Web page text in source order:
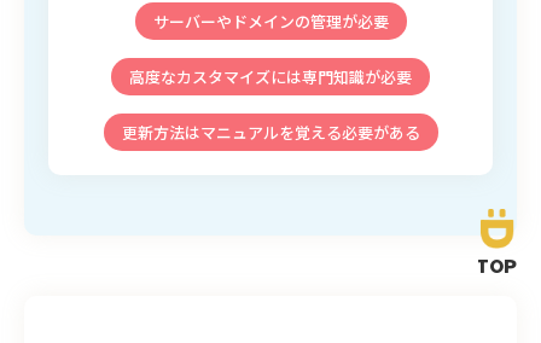
サーバーやドメインの管理が必要
高度なカスタマイズには専門知識が必要
更新方法はマニュアルを覚える必要がある
TOP